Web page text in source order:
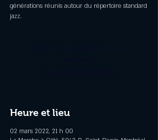
générations réunis autour du répertoire standard
jazz.
Heure et lieu
02 mars 2022, 21 h 00